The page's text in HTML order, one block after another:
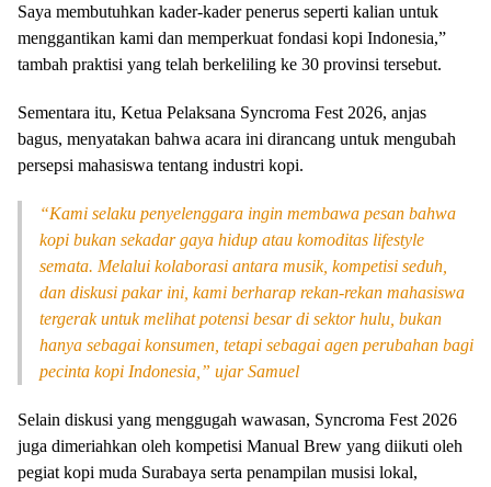
Saya membutuhkan kader-kader penerus seperti kalian untuk
menggantikan kami dan memperkuat fondasi kopi Indonesia,”
tambah praktisi yang telah berkeliling ke 30 provinsi tersebut.
Sementara itu, Ketua Pelaksana Syncroma Fest 2026, anjas
bagus, menyatakan bahwa acara ini dirancang untuk mengubah
persepsi mahasiswa tentang industri kopi.
“Kami selaku penyelenggara ingin membawa pesan bahwa
kopi bukan sekadar gaya hidup atau komoditas lifestyle
semata. Melalui kolaborasi antara musik, kompetisi seduh,
dan diskusi pakar ini, kami berharap rekan-rekan mahasiswa
tergerak untuk melihat potensi besar di sektor hulu, bukan
hanya sebagai konsumen, tetapi sebagai agen perubahan bagi
pecinta kopi Indonesia,” ujar Samuel
Selain diskusi yang menggugah wawasan, Syncroma Fest 2026
juga dimeriahkan oleh kompetisi Manual Brew yang diikuti oleh
pegiat kopi muda Surabaya serta penampilan musisi lokal,